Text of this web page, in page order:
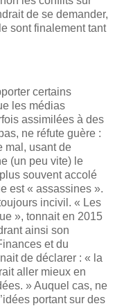
de se demander,
sont finalement tant
certains
les médias
assimilées à des
ne réfute guère :
mal, usant de
(un peu vite) le
souvent accolé
est « assassines ».
incivil. « Les
», tonnait en 2015
ainsi son
et du
de déclarer : « la
aller mieux en
» Auquel cas, ne
portant sur des